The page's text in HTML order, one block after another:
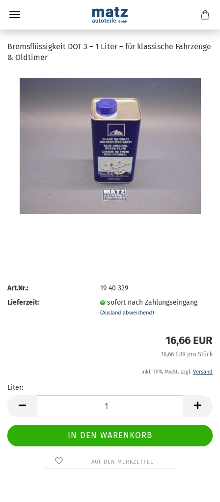
Bremsflüssigkeit DOT 3 – 1 Liter – für klassische Fahrzeuge
& Oldtimer
Art.Nr.:
19 40 329
Lieferzeit:
sofort nach Zahlungseingang
(Ausland abweichend)
16,66 EUR
16,66 EUR pro Stück
inkl. 19% MwSt. zzgl. Versand
Liter:
AUF DEN MERKZETTEL